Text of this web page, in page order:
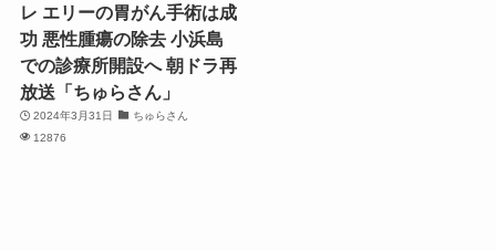
レ エリーの胃がん手術は成
功 悪性腫瘍の除去 小浜島
での診療所開設へ 朝ドラ再
放送「ちゅらさん」
2024年3月31日
ちゅらさん
12876